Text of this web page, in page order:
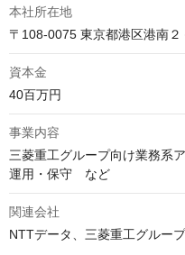
本社所在地
〒108-0075 東京都港区港南
資本金
40百万円
事業内容
三菱重工グループ向け業務系
運用・保守　など
関連会社
NTTデータ、三菱重工グルー